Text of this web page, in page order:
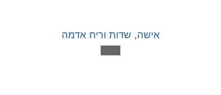
אישה, שדות וריח אדמה